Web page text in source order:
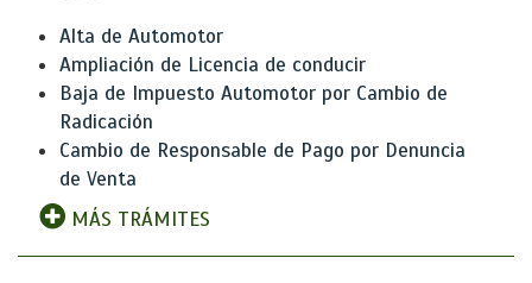
Alta de Automotor
Ampliación de Licencia de conducir
Baja de Impuesto Automotor por Cambio de
Radicación
Cambio de Responsable de Pago por Denuncia
de Venta
MÁS TRÁMITES